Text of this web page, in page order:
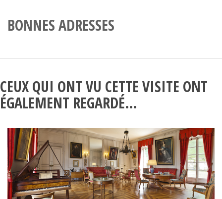
BONNES ADRESSES
CEUX QUI ONT VU CETTE VISITE ONT
ÉGALEMENT REGARDÉ…